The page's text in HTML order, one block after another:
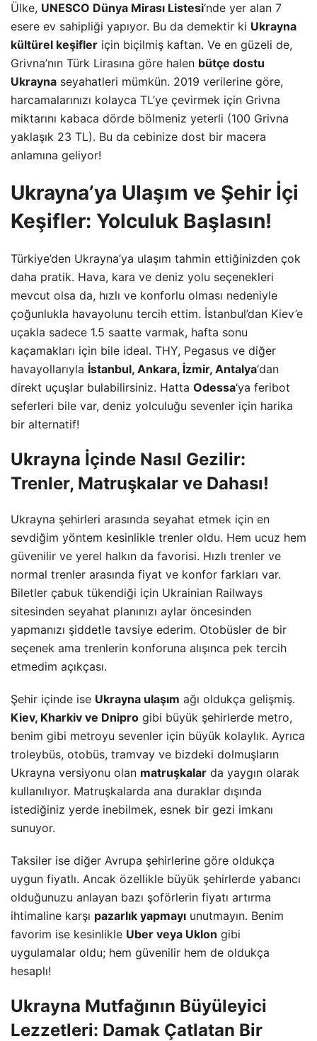
Ülke, UNESCO Dünya Mirası Listesi‘nde yer alan 7
esere ev sahipliği yapıyor. Bu da demektir ki Ukrayna
kültürel keşifler için biçilmiş kaftan. Ve en güzeli de,
Grivna’nın Türk Lirasına göre halen bütçe dostu
Ukrayna seyahatleri mümkün. 2019 verilerine göre,
harcamalarınızı kolayca TL’ye çevirmek için Grivna
miktarını kabaca dörde bölmeniz yeterli (100 Grivna
yaklaşık 23 TL). Bu da cebinize dost bir macera
anlamına geliyor!
Ukrayna’ya Ulaşım ve Şehir İçi
Keşifler: Yolculuk Başlasın!
Türkiye’den Ukrayna’ya ulaşım tahmin ettiğinizden çok
daha pratik. Hava, kara ve deniz yolu seçenekleri
mevcut olsa da, hızlı ve konforlu olması nedeniyle
çoğunlukla havayolunu tercih ettim. İstanbul’dan Kiev’e
uçakla sadece 1.5 saatte varmak, hafta sonu
kaçamakları için bile ideal. THY, Pegasus ve diğer
havayollarıyla İstanbul, Ankara, İzmir, Antalya‘dan
direkt uçuşlar bulabilirsiniz. Hatta Odessa‘ya feribot
seferleri bile var, deniz yolculuğu sevenler için harika
bir alternatif!
Ukrayna İçinde Nasıl Gezilir:
Trenler, Matruşkalar ve Dahası!
Ukrayna şehirleri arasında seyahat etmek için en
sevdiğim yöntem kesinlikle trenler oldu. Hem ucuz hem
güvenilir ve yerel halkın da favorisi. Hızlı trenler ve
normal trenler arasında fiyat ve konfor farkları var.
Biletler çabuk tükendiği için Ukrainian Railways
sitesinden seyahat planınızı aylar öncesinden
yapmanızı şiddetle tavsiye ederim. Otobüsler de bir
seçenek ama trenlerin konforuna alışınca pek tercih
etmedim açıkçası.
Şehir içinde ise Ukrayna ulaşım ağı oldukça gelişmiş.
Kiev, Kharkiv ve Dnipro gibi büyük şehirlerde metro,
benim gibi metroyu sevenler için büyük kolaylık. Ayrıca
troleybüs, otobüs, tramvay ve bizdeki dolmuşların
Ukrayna versiyonu olan matruşkalar da yaygın olarak
kullanılıyor. Matruşkalarda ana duraklar dışında
istediğiniz yerde inebilmek, esnek bir gezi imkanı
sunuyor.
Taksiler ise diğer Avrupa şehirlerine göre oldukça
uygun fiyatlı. Ancak özellikle büyük şehirlerde yabancı
olduğunuzu anlayan bazı şoförlerin fiyatı artırma
ihtimaline karşı pazarlık yapmayı unutmayın. Benim
favorim ise kesinlikle Uber veya Uklon gibi
uygulamalar oldu; hem güvenilir hem de oldukça
hesaplı!
Ukrayna Mutfağının Büyüleyici
Lezzetleri: Damak Çatlatan Bir